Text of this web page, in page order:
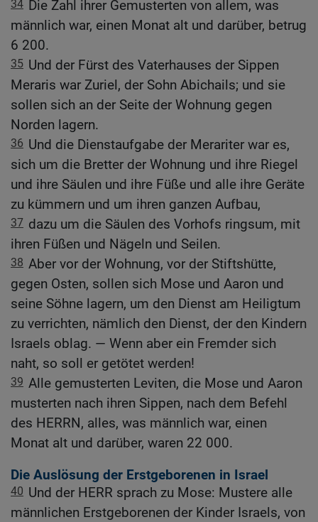
34 Die Zahl ihrer Gemusterten von allem, was
männlich war, einen Monat alt und darüber, betrug
6 200.
35 Und der Fürst des Vaterhauses der Sippen
Meraris war Zuriel, der Sohn Abichails; und sie
sollen sich an der Seite der Wohnung gegen
Norden lagern.
36 Und die Dienstaufgabe der Merariter war es,
sich um die Bretter der Wohnung und ihre Riegel
und ihre Säulen und ihre Füße und alle ihre Geräte
zu kümmern und um ihren ganzen Aufbau,
37 dazu um die Säulen des Vorhofs ringsum, mit
ihren Füßen und Nägeln und Seilen.
38 Aber vor der Wohnung, vor der Stiftshütte,
gegen Osten, sollen sich Mose und Aaron und
seine Söhne lagern, um den Dienst am Heiligtum
zu verrichten, nämlich den Dienst, der den Kindern
Israels oblag. — Wenn aber ein Fremder sich
naht, so soll er getötet werden!
39 Alle gemusterten Leviten, die Mose und Aaron
musterten nach ihren Sippen, nach dem Befehl
des HERRN, alles, was männlich war, einen
Monat alt und darüber, waren 22 000.
Die Auslösung der Erstgeborenen in Israel
40 Und der HERR sprach zu Mose: Mustere alle
männlichen Erstgeborenen der Kinder Israels, von